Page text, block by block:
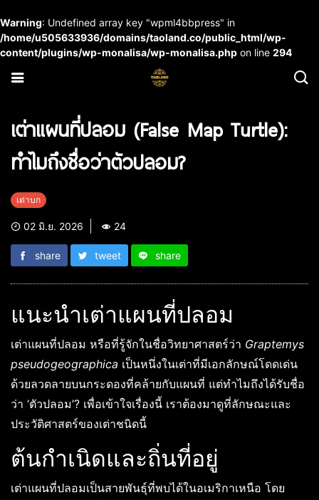
Warning: Undefined array key "wpml4bbpress" in
/home/u505633936/domains/taoland.co/public_html/wp-
content/plugins/wp-monalisa/wp-monalisa.php on line 294
เต่าแผนที่ปลอม (False Map Turtle):
ทำไมถึงชื่อว่าตัวปลอม?
เต่าบก
02 มิ.ย. 2026 24
share tweet share
แนะนำเต่าแผนที่ปลอม
เต่าแผนที่ปลอม หรือที่รู้จักในชื่อวิทยาศาสตร์ว่า Graptemys
pseudogeographica เป็นหนึ่งในเต่าที่มีเอกลักษณ์โดดเด่น
ด้วยลวดลายบนกระดองที่คล้ายกับแผนที่ แต่ทำไมถึงได้รับชื่อ
ว่า ‘ตัวปลอม’? เพื่อเข้าใจเรื่องนี้ เราต้องมาดูที่ลักษณะและ
ประวัติศาสตร์ของเต่าชนิดนี้
ต้นกำเนิดและถิ่นที่อยู่
เต่าแผนที่ปลอมเป็นสายพันธุ์ที่พบได้ในอเมริกาเหนือ โดย